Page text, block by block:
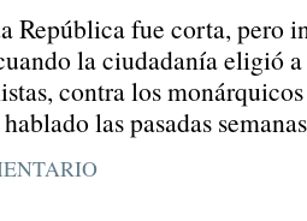
República fue corta, pero
la ciudadanía eligió
contra los
las pasadas